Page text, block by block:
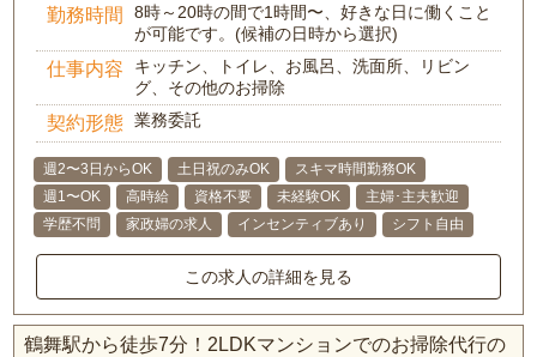
勤務時間
8時～20時の間で1時間〜、好きな日に働くこと
が可能です。(候補の日時から選択)
仕事内容
キッチン、トイレ、お風呂、洗面所、リビン
グ、その他のお掃除
契約形態 業務委託
週2〜3日からOK 土日祝のみOK
スキマ時間勤務OK
週1〜OK
高時給 資格不要 未経験OK
主婦･主夫歓迎
学歴不問
家政婦の求人 インセンティブあり シフト自由
この求人の詳細を見る
鶴舞駅から徒歩7分！2LDKマンションでのお掃除代行の